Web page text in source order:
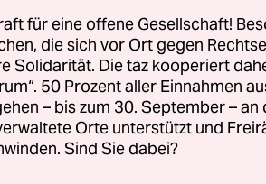
Jungen, der als 16-
2015 einen
er im Juli 2016 in
für eine offene Gesellschaft!
die sich vor Ort gegen
Solidarität. Die taz kooperiert
50 Prozent aller Einnahmen
– bis zum 30. September – an
Orte unterstützt und
Sind Sie dabei?